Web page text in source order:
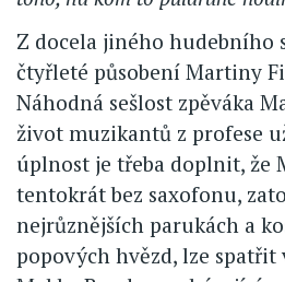
Z docela jiného hudebního
čtyřleté působení Martiny
Náhodná sešlost zpěváka
život muzikantů z profese
úplnost je třeba doplnit, že
tentokrát bez saxofonu,
nejrůznějších parukách a
popových hvězd, lze spatřit